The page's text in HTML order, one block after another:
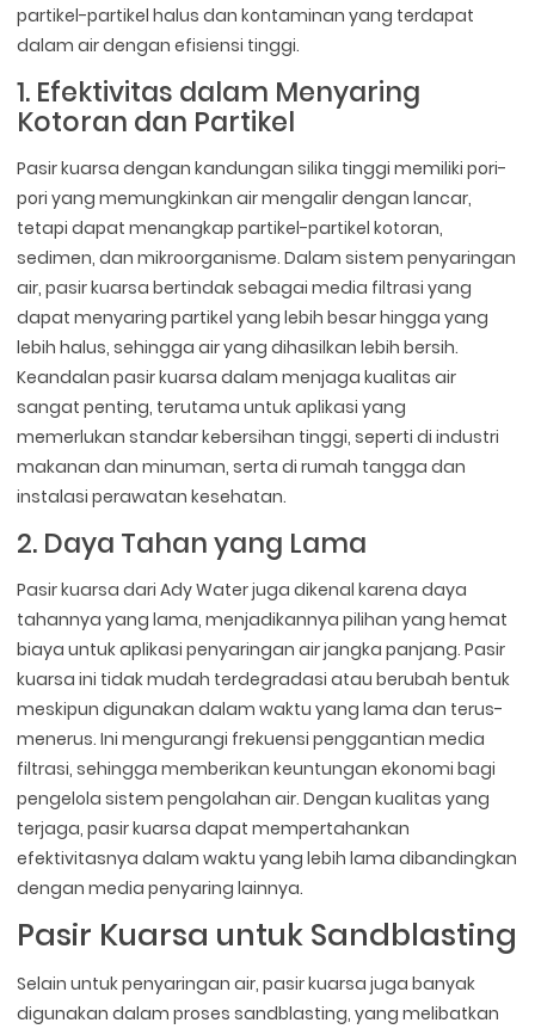
partikel-partikel halus dan kontaminan yang terdapat
dalam air dengan efisiensi tinggi.
1. Efektivitas dalam Menyaring
Kotoran dan Partikel
Pasir kuarsa dengan kandungan silika tinggi memiliki pori-
pori yang memungkinkan air mengalir dengan lancar,
tetapi dapat menangkap partikel-partikel kotoran,
sedimen, dan mikroorganisme. Dalam sistem penyaringan
air, pasir kuarsa bertindak sebagai media filtrasi yang
dapat menyaring partikel yang lebih besar hingga yang
lebih halus, sehingga air yang dihasilkan lebih bersih.
Keandalan pasir kuarsa dalam menjaga kualitas air
sangat penting, terutama untuk aplikasi yang
memerlukan standar kebersihan tinggi, seperti di industri
makanan dan minuman, serta di rumah tangga dan
instalasi perawatan kesehatan.
2. Daya Tahan yang Lama
Pasir kuarsa dari Ady Water juga dikenal karena daya
tahannya yang lama, menjadikannya pilihan yang hemat
biaya untuk aplikasi penyaringan air jangka panjang. Pasir
kuarsa ini tidak mudah terdegradasi atau berubah bentuk
meskipun digunakan dalam waktu yang lama dan terus-
menerus. Ini mengurangi frekuensi penggantian media
filtrasi, sehingga memberikan keuntungan ekonomi bagi
pengelola sistem pengolahan air. Dengan kualitas yang
terjaga, pasir kuarsa dapat mempertahankan
efektivitasnya dalam waktu yang lebih lama dibandingkan
dengan media penyaring lainnya.
Pasir Kuarsa untuk Sandblasting
Selain untuk penyaringan air, pasir kuarsa juga banyak
digunakan dalam proses sandblasting, yang melibatkan